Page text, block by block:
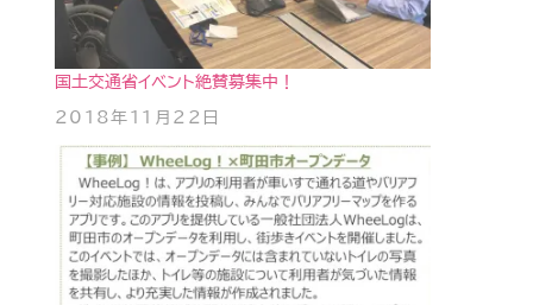
国土交通省イベント絶賛募集中！
2018年11月22日